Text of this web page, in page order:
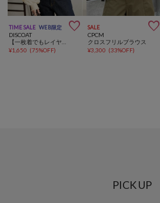
TIME SALE WEB限定 
DISCOAT
¥1,650 (75%OFF)
SALE 
CPCM
クロスフリルブラウス
¥3,300 (33%OFF)
PICK UP